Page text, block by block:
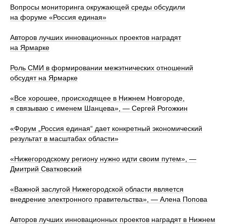
Вопросы мониторинга окружающей среды обсудили
на форуме «Россия единая»
Авторов лучших инновационных проектов наградят
на Ярмарке
Роль СМИ в формировании межэтнических отношений
обсудят на Ярмарке
«Все хорошее, происходящее в Нижнем Новгороде,
я связываю с именем Шанцева», — Сергей Рогожкин
«Форум „Россия единая“ дает конкретный экономический
результат в масштабах области»
«Нижегородскому региону нужно идти своим путем», —
Дмитрий Сватковский
«Важной заслугой Нижегородской области является
внедрение электронного правительства», — Алена Попова
Авторов лучших инновационных проектов наградят в Нижнем